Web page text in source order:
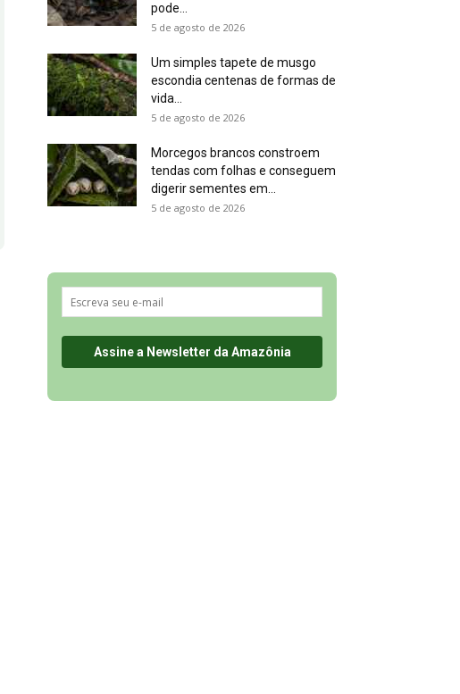
pode...
5 de agosto de 2026
Um simples tapete de musgo
escondia centenas de formas de
vida...
5 de agosto de 2026
Morcegos brancos constroem
tendas com folhas e conseguem
digerir sementes em...
5 de agosto de 2026